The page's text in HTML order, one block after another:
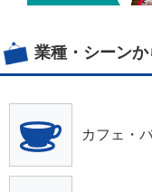
業種・シーン
カフェ・